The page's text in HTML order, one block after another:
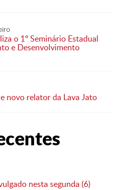
o 1º Seminário Estadual
e Desenvolvimento
novo relator da Lava Jato
nesta segunda (6)